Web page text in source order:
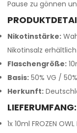
Pause zu gönnen
Nikotinstärke:
Nikotinsalz erhältlich
Flaschengröße:
Basis: 50% VG /
Herkunft:
LIEFERUMFANG:
1x 10ml FROZEN